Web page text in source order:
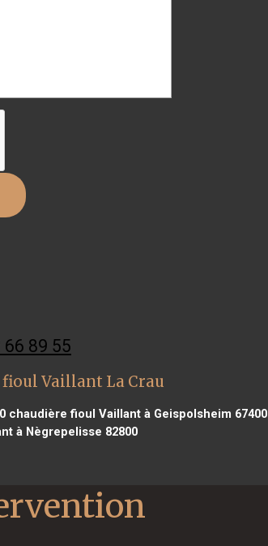
66 89 55
Vaillant La Crau
chaudière fioul Vaillant à Geispolsheim 67400
à Nègrepelisse 82800